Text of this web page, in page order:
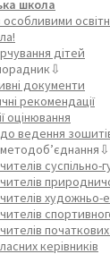
школа
особливими
дітей
документи
рекомендації
оцінювання
ведення
методоб’єднання⇩
суспільно-
художньо-
початкових
керівників